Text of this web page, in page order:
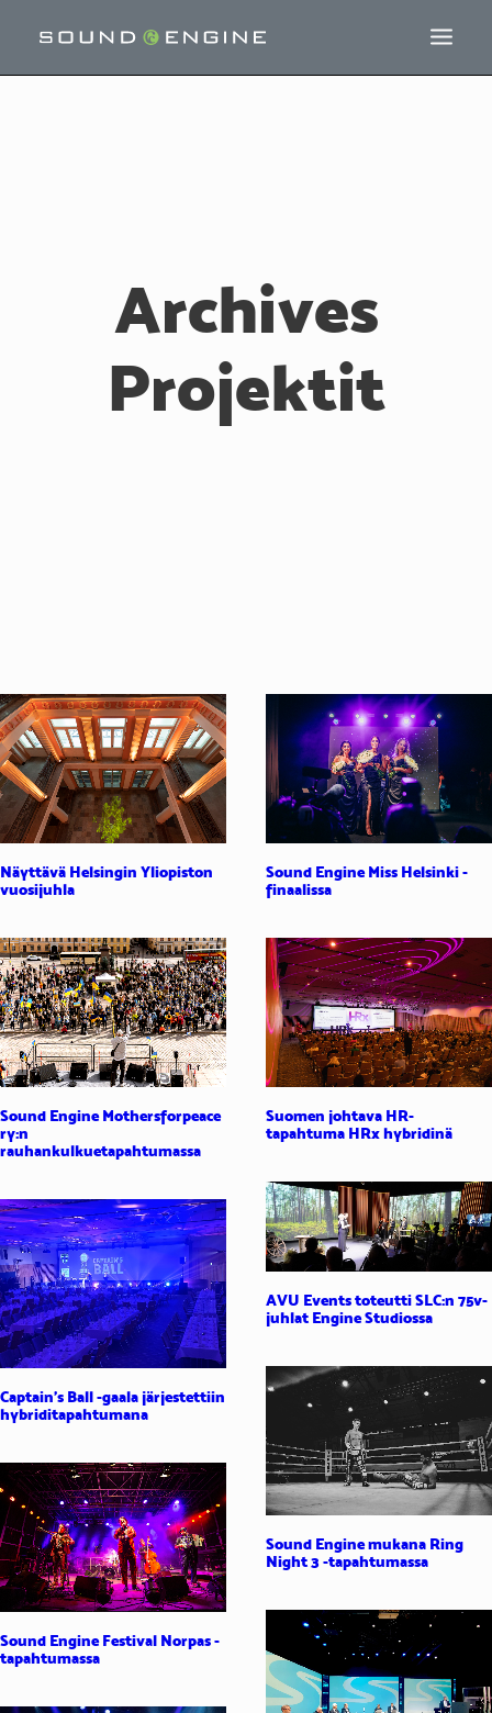
Archives
Projektit
Näyttävä Helsingin Yliopiston
vuosijuhla
Sound Engine Miss Helsinki -
finaalissa
Sound Engine Mothersforpeace
ry:n
rauhankulkuetapahtumassa
Suomen johtava HR-
tapahtuma HRx hybridinä
AVU Events toteutti SLC:n 75v-
juhlat Engine Studiossa
Captain’s Ball -gaala järjestettiin
hybriditapahtumana
Sound Engine mukana Ring
Night 3 -tapahtumassa
Sound Engine Festival Norpas -
tapahtumassa